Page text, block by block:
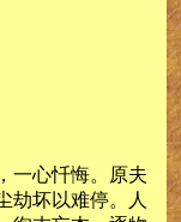
一心忏悔。原夫
劫坏以难停。人